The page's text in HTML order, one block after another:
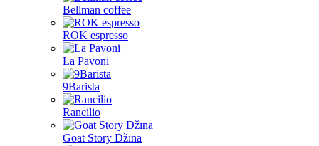
Bellman coffee
ROK espresso
La Pavoni
9Barista
Rancilio
Goat Story Džīna